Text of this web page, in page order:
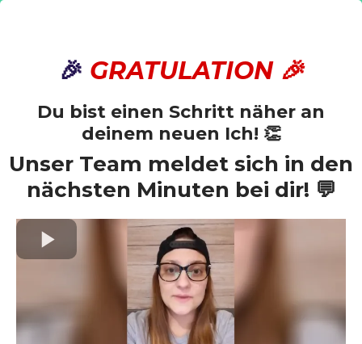
🎉 GRATULATION 🎉
Du bist einen Schritt näher an
deinem neuen Ich! 👏
Unser Team meldet sich in den
nächsten Minuten bei dir! 💬